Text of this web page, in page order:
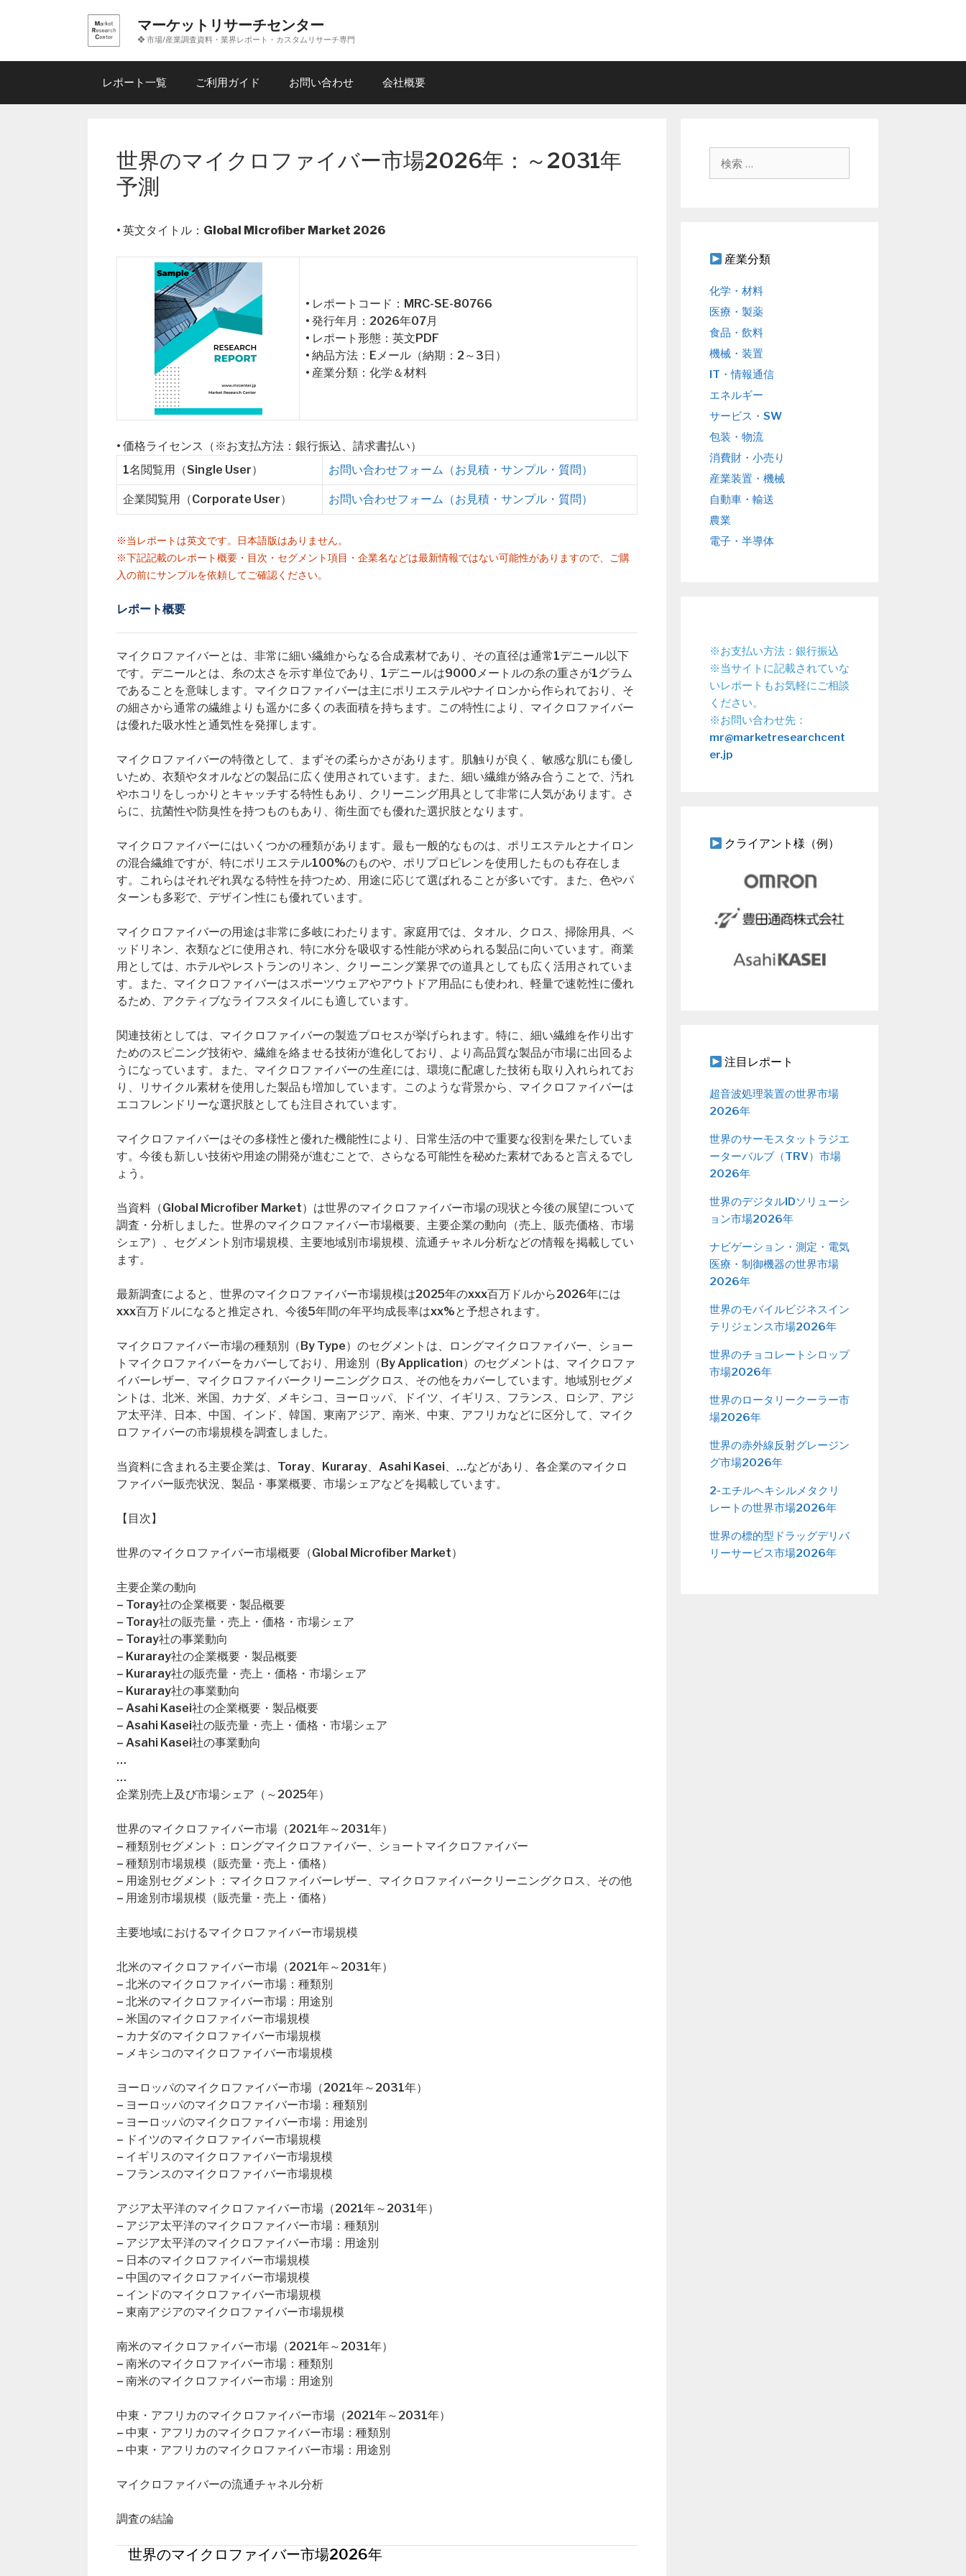
ン
マーケットリサーチセンター
❖ 市場/産業調査資料・業界レポート・カスタムリサーチ専門
レポート一覧 ご利用ガイド お問い合わせ 会社概要
世界のマイクロファイバー市場2026年：～2031年
予測
• 英文タイトル： Global Microfiber Market 2026
• レポートコード：MRC-SE-80766
• 発行年月：2026年07月
• レポート形態：英文PDF
• 納品方法：Eメール（納期：2～3日）
• 産業分類：化学＆材料
• 価格ライセンス（※お支払方法：銀行振込、請求書払い）
1名閲覧用（Single User）
お問い合わせフォーム（お見積・サンプル・質問）
企業閲覧用（Corporate User） お問い合わせフォーム（お見積・サンプル・質問）
※当レポートは英文です。日本語版はありません。
※下記記載のレポート概要・目次・セグメント項目・企業名などは最新情報ではない可能性がありますので、ご購
入の前にサンプルを依頼してご確認ください。
レポート概要
マイクロファイバーとは、非常に細い繊維からなる合成素材であり、その直径は通常1デニール以下
です。デニールとは、糸の太さを示す単位であり、1デニールは9000メートルの糸の重さが1グラム
であることを意味します。マイクロファイバーは主にポリエステルやナイロンから作られており、そ
の細さから通常の繊維よりも遥かに多くの表面積を持ちます。この特性により、マイクロファイバー
は優れた吸水性と通気性を発揮します。
マイクロファイバーの特徴として、まずその柔らかさがあります。肌触りが良く、敏感な肌にも優し
いため、衣類やタオルなどの製品に広く使用されています。また、細い繊維が絡み合うことで、汚れ
やホコリをしっかりとキャッチする特性もあり、クリーニング用具として非常に人気があります。さ
らに、抗菌性や防臭性を持つものもあり、衛生面でも優れた選択肢となります。
マイクロファイバーにはいくつかの種類があります。最も一般的なものは、ポリエステルとナイロン
の混合繊維ですが、特にポリエステル100%のものや、ポリプロピレンを使用したものも存在しま
す。これらはそれぞれ異なる特性を持つため、用途に応じて選ばれることが多いです。また、色やパ
ターンも多彩で、デザイン性にも優れています。
マイクロファイバーの用途は非常に多岐にわたります。家庭用では、タオル、クロス、掃除用具、ベ
ッドリネン、衣類などに使用され、特に水分を吸収する性能が求められる製品に向いています。商業
用としては、ホテルやレストランのリネン、クリーニング業界での道具としても広く活用されていま
す。また、マイクロファイバーはスポーツウェアやアウトドア用品にも使われ、軽量で速乾性に優れ
るため、アクティブなライフスタイルにも適しています。
関連技術としては、マイクロファイバーの製造プロセスが挙げられます。特に、細い繊維を作り出す
ためのスピニング技術や、繊維を絡ませる技術が進化しており、より高品質な製品が市場に出回るよ
うになっています。また、マイクロファイバーの生産には、環境に配慮した技術も取り入れられてお
り、リサイクル素材を使用した製品も増加しています。このような背景から、マイクロファイバーは
エコフレンドリーな選択肢としても注目されています。
マイクロファイバーはその多様性と優れた機能性により、日常生活の中で重要な役割を果たしていま
す。今後も新しい技術や用途の開発が進むことで、さらなる可能性を秘めた素材であると言えるでし
ょう。
当資料（Global Microfiber Market）は世界のマイクロファイバー市場の現状と今後の展望について
調査・分析しました。世界のマイクロファイバー市場概要、主要企業の動向（売上、販売価格、市場
シェア）、セグメント別市場規模、主要地域別市場規模、流通チャネル分析などの情報を掲載してい
ます。
最新調査によると、世界のマイクロファイバー市場規模は2025年のxxx百万ドルから2026年には
xxx百万ドルになると推定され、今後5年間の年平均成長率はxx%と予想されます。
マイクロファイバー市場の種類別（By Type）のセグメントは、ロングマイクロファイバー、ショー
トマイクロファイバーをカバーしており、用途別（By Application）のセグメントは、マイクロファ
イバーレザー、マイクロファイバークリーニングクロス、その他をカバーしています。地域別セグメ
ントは、北米、米国、カナダ、メキシコ、ヨーロッパ、ドイツ、イギリス、フランス、ロシア、アジ
ア太平洋、日本、中国、インド、韓国、東南アジア、南米、中東、アフリカなどに区分して、マイク
ロファイバーの市場規模を調査しました。
当資料に含まれる主要企業は、Toray、Kuraray、Asahi Kasei、…などがあり、各企業のマイクロ
ファイバー販売状況、製品・事業概要、市場シェアなどを掲載しています。
【目次】
世界のマイクロファイバー市場概要（Global Microfiber Market）
主要企業の動向
– Toray社の企業概要・製品概要
– Toray社の販売量・売上・価格・市場シェア
– Toray社の事業動向
– Kuraray社の企業概要・製品概要
– Kuraray社の販売量・売上・価格・市場シェア
– Kuraray社の事業動向
– Asahi Kasei社の企業概要・製品概要
– Asahi Kasei社の販売量・売上・価格・市場シェア
– Asahi Kasei社の事業動向
…
…
企業別売上及び市場シェア（～2025年）
世界のマイクロファイバー市場（2021年～2031年）
– 種類別セグメント：ロングマイクロファイバー、ショートマイクロファイバー
– 種類別市場規模（販売量・売上・価格）
– 用途別セグメント：マイクロファイバーレザー、マイクロファイバークリーニングクロス、その他
– 用途別市場規模（販売量・売上・価格）
主要地域におけるマイクロファイバー市場規模
北米のマイクロファイバー市場（2021年～2031年）
– 北米のマイクロファイバー市場：種類別
– 北米のマイクロファイバー市場：用途別
– 米国のマイクロファイバー市場規模
– カナダのマイクロファイバー市場規模
– メキシコのマイクロファイバー市場規模
ヨーロッパのマイクロファイバー市場（2021年～2031年）
– ヨーロッパのマイクロファイバー市場：種類別
– ヨーロッパのマイクロファイバー市場：用途別
– ドイツのマイクロファイバー市場規模
– イギリスのマイクロファイバー市場規模
– フランスのマイクロファイバー市場規模
アジア太平洋のマイクロファイバー市場（2021年～2031年）
– アジア太平洋のマイクロファイバー市場：種類別
– アジア太平洋のマイクロファイバー市場：用途別
– 日本のマイクロファイバー市場規模
– 中国のマイクロファイバー市場規模
– インドのマイクロファイバー市場規模
– 東南アジアのマイクロファイバー市場規模
南米のマイクロファイバー市場（2021年～2031年）
– 南米のマイクロファイバー市場：種類別
– 南米のマイクロファイバー市場：用途別
中東・アフリカのマイクロファイバー市場（2021年～2031年）
– 中東・アフリカのマイクロファイバー市場：種類別
– 中東・アフリカのマイクロファイバー市場：用途別
マイクロファイバーの流通チャネル分析
調査の結論
世界のマイクロファイバー市場2026年
産業分類
化学・材料
医療・製薬
食品・飲料
機械・装置
IT・情報通信
エネルギー
サービス・SW
包装・物流
消費財・小売り
産業装置・機械
自動車・輸送
農業
電子・半導体
※お支払い方法：銀行振込
※当サイトに記載されていな
いレポートもお気軽にご相談
ください。
※お問い合わせ先：
mr@marketresearchcent
er.jp
クライアント様（例）
注目レポート
超音波処理装置の世界市場
2026年
世界のサーモスタットラジエ
ーターバルブ（TRV）市場
2026年
世界のデジタルIDソリューシ
ョン市場2026年
ナビゲーション・測定・電気
医療・制御機器の世界市場
2026年
世界のモバイルビジネスイン
テリジェンス市場2026年
世界のチョコレートシロップ
市場2026年
世界のロータリークーラー市
場2026年
世界の赤外線反射グレージン
グ市場2026年
2-エチルヘキシルメタクリ
レートの世界市場2026年
世界の標的型ドラッグデリバ
リーサービス市場2026年